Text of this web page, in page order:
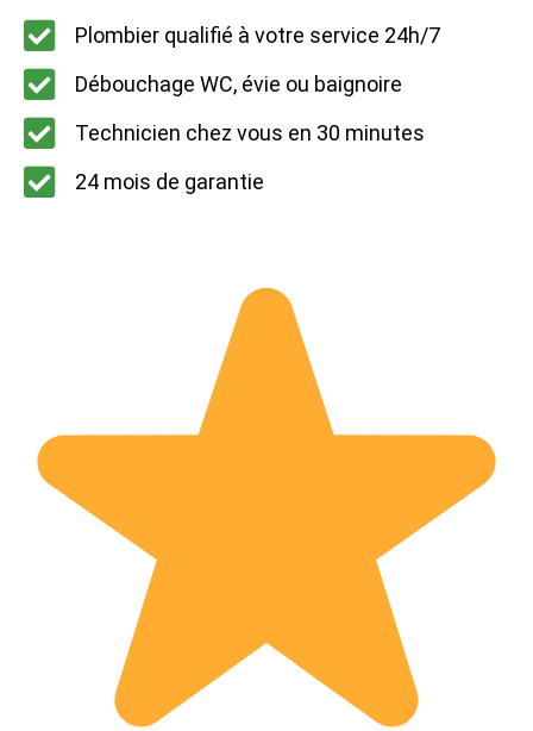
Plombier qualifié à votre service 24h/7
Débouchage WC, évie ou baignoire
Technicien chez vous en 30 minutes
24 mois de garantie